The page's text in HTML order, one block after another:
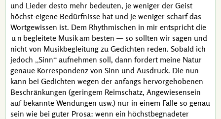
und Lieder desto mehr bedeuten, je weniger der Geist
höchst-eigene Bedürfnisse hat und je weniger scharf das
Wortgewissen ist. Dem Rhythmischen in mir entspricht die
un begleitete Musik am besten — so sollten wir sagen und
nicht von Musikbegleitung zu Gedichten reden. Sobald ich
jedoch Sinn aufnehmen soll, dann fordert meine Natur
genaue Korrespondenz von Sinn und Ausdruck. Die nun
kann bei Gedichten wegen der anfangs hervorgehobenen
Beschränkungen (geringem Reimschatz, Angewiesensein
auf bekannte Wendungen usw.) nur in einem Falle so genau
sein wie bei guter Prosa: wenn ein höchstbegnadeter